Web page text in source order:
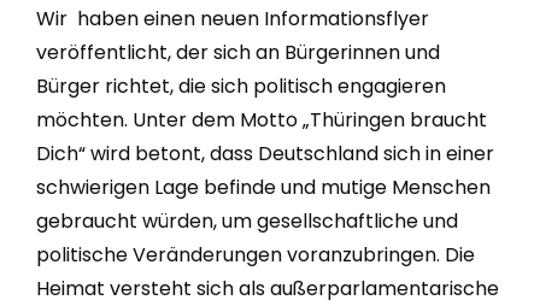
Wir haben einen neuen Informationsflyer
veröffentlicht, der sich an Bürgerinnen und
Bürger richtet, die sich politisch engagieren
möchten. Unter dem Motto „Thüringen braucht
Dich“ wird betont, dass Deutschland sich in einer
schwierigen Lage befinde und mutige Menschen
gebraucht würden, um gesellschaftliche und
politische Veränderungen voranzubringen. Die
Heimat versteht sich als außerparlamentarische